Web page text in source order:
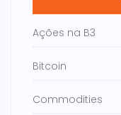
Ações na B3
Bitcoin
Commodities